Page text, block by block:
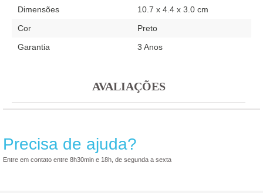
Dimensões
10.7 x 4.4 x 3.0 cm
Cor
Preto
Garantia
3 Anos
AVALIAÇÕES
Precisa de ajuda?
Entre em contato entre 8h30min e 18h, de segunda a sexta